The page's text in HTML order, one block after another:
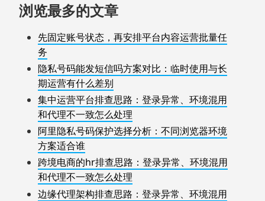
浏览最多的文章
先固定账号状态，再安排平台内容运营批量任
务
隐私号码能发短信吗方案对比：临时使用与长
期运营有什么差别
集中运营平台排查思路：登录异常、环境混用
和代理不一致怎么处理
阿里隐私号码保护选择分析：不同浏览器环境
方案适合谁
跨境电商的hr排查思路：登录异常、环境混用
和代理不一致怎么处理
边缘代理架构排查思路：登录异常、环境混用